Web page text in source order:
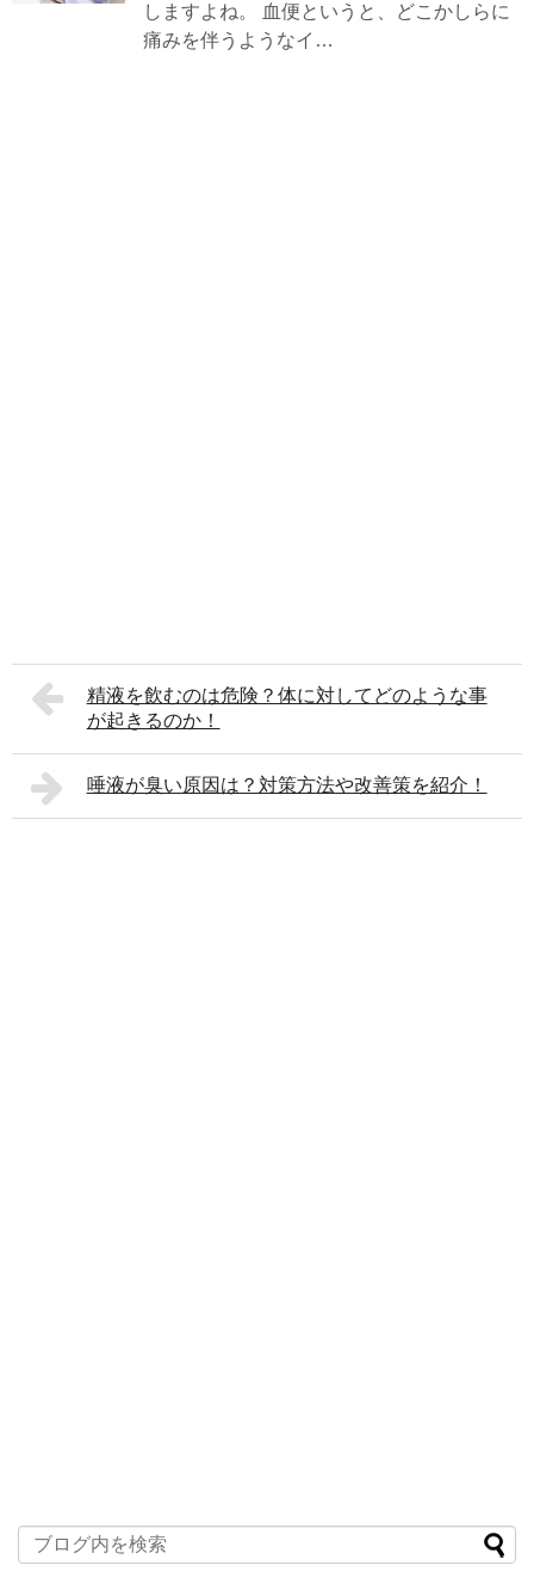
しますよね。 血便というと、どこかしらに
痛みを伴うようなイ…
精液を飲むのは危険？体に対してどのような事
が起きるのか！
唾液が臭い原因は？対策方法や改善策を紹介！